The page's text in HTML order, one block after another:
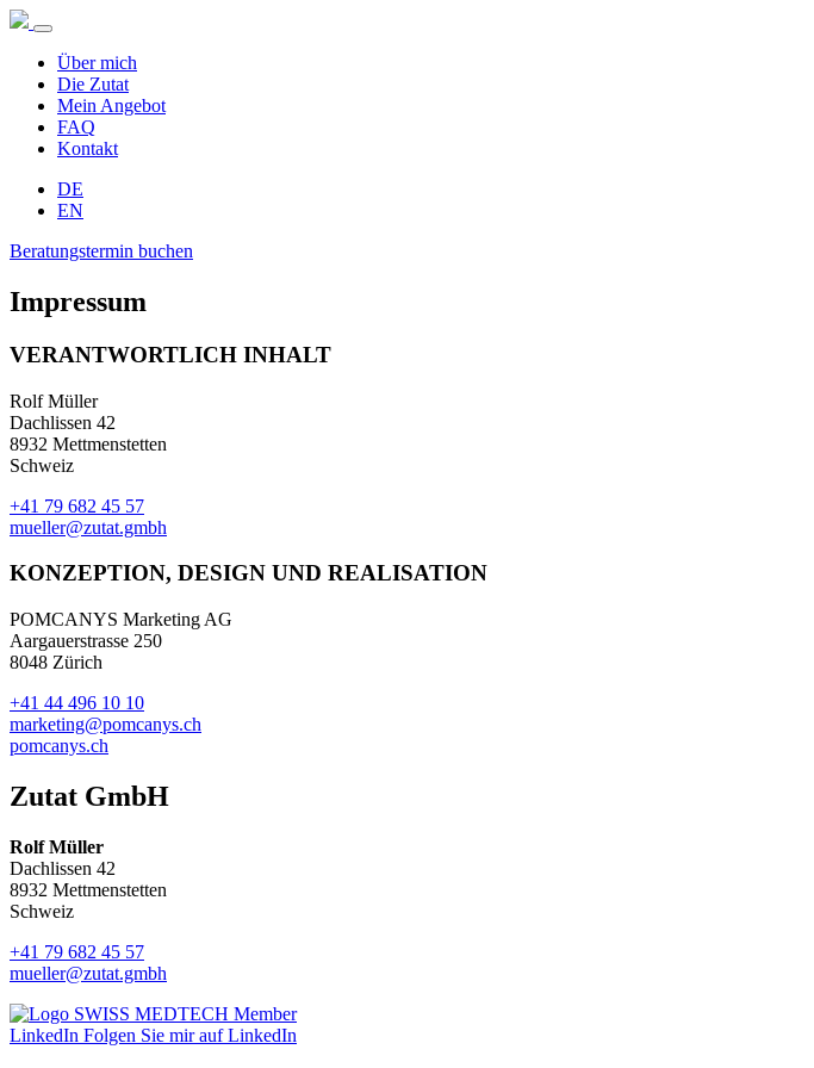
Zum
springenÜber mich
Die Zutat
Mein Angebot
FAQ
Kontakt
DE
EN
Beratungstermin buchen
Impressum
VERANTWORTLICH INHALT
Rolf Müller
Dachlissen 42
8932 Mettmenstetten
Schweiz
+41 79 682 45 57
mueller@zutat.gmbh
KONZEPTION, DESIGN UND REALISATION
POMCANYS Marketing AG
Aargauerstrasse 250
8048 Zürich
+41 44 496 10 10
marketing@pomcanys.ch
pomcanys.ch
Zutat GmbH
Rolf Müller
Dachlissen 42
8932 Mettmenstetten
Schweiz
+41 79 682 45 57
mueller@zutat.gmbh
LinkedIn Folgen Sie mir auf LinkedIn